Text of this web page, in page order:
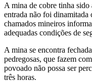
A mina de cobre tinha sido
entrada não foi dinamitada
chamados mineiros
adequadas condições de
A mina se encontra
pedregosas, que fazem
povoado não possa ser
três horas.